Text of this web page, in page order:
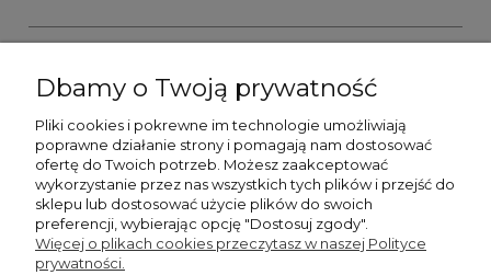
+48606673390
sprzedaz@belldecohome.pl
Dbamy o Twoją prywatność
Pliki cookies i pokrewne im technologie umożliwiają
poprawne działanie strony i pomagają nam dostosować
ofertę do Twoich potrzeb. Możesz zaakceptować
wykorzystanie przez nas wszystkich tych plików i przejść do
sklepu lub dostosować użycie plików do swoich
preferencji, wybierając opcję "Dostosuj zgody".
Więcej o plikach cookies przeczytasz w naszej Polityce
prywatności.
Zapisz się do naszego newslettera i zgarnij 8% rabatu!